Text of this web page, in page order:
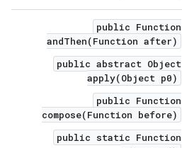
public Function
andThen(Function after)
public abstract Object
apply(Object p0)
public Function
compose(Function before)
public static Function